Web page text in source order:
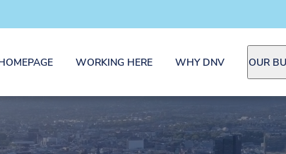
WORKING HERE WHY DNV OUR